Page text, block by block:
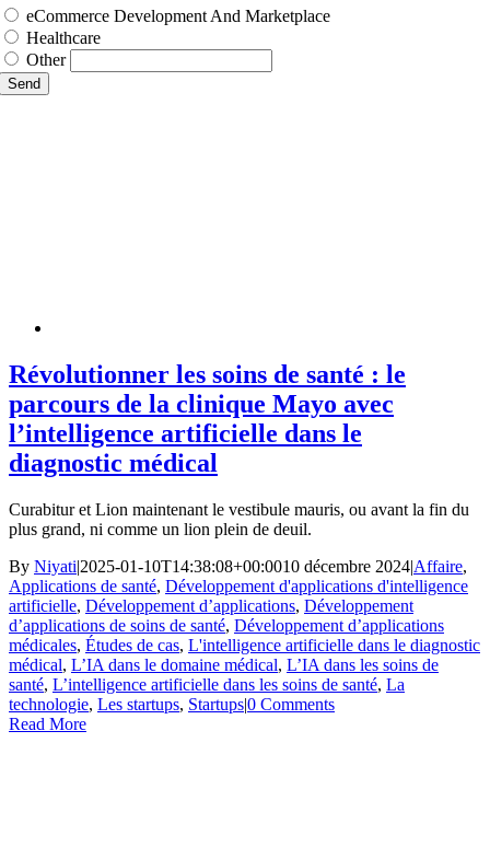
eCommerce Development And Marketplace
Healthcare
Other
Send
Révolutionner les soins de santé : le
parcours de la clinique Mayo avec
l’intelligence artificielle dans le
diagnostic médical
Curabitur et Lion maintenant le vestibule mauris, ou avant la fin du
plus grand, ni comme un lion plein de deuil.
By Niyati|2025-01-10T14:38:08+00:0010 décembre 2024|Affaire,
Applications de santé, Développement d'applications d'intelligence
artificielle, Développement d’applications, Développement
d’applications de soins de santé, Développement d’applications
médicales, Études de cas, L'intelligence artificielle dans le diagnostic
médical, L’IA dans le domaine médical, L’IA dans les soins de
santé, L’intelligence artificielle dans les soins de santé, La
technologie, Les startups, Startups|0 Comments
Read More